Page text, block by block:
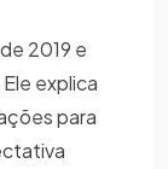
2019 e
explica
para